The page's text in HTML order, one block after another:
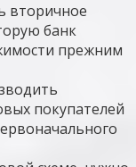
вторичное
банк
прежним
покупателей